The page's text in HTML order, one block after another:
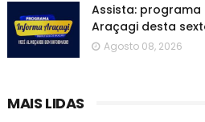
Assista: programa
Araçagi desta
Agosto 08, 2026
MAIS LIDAS